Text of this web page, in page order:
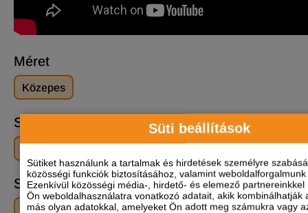
Süti beállítások
Sütiket használunk a tartalmak és hirdetések személyre
közösségi funkciók biztosításához, valamint
Ezenkívül közösségi média-, hirdető- és elemező partnereinkkel
Ön weboldalhasználatra vonatkozó adatait, akik kombinálhatják
más olyan adatokkal, amelyeket Ön adott meg számukra vagy
Méret
Közepes
Szőrtípus
Szőr mintázat
Háromszínű Kétszínű Nyereg / Takaró